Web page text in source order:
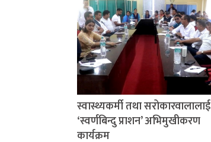
स्वास्थ्यकर्मी तथा सरोकारवालालाई
‘स्वर्णबिन्दु प्राशन’ अभिमुखीकरण
कार्यक्रम